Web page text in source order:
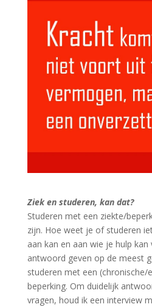
Ziek en studeren, kan dat?
Studeren met een ziekte/
zijn. Hoe weet je of studeren
aan kan en aan wie je hulp
antwoord geven op de meest
studeren met een
beperking. Om duidelijk
vragen, houd ik een interview